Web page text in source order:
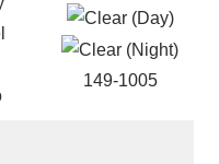
149-1005